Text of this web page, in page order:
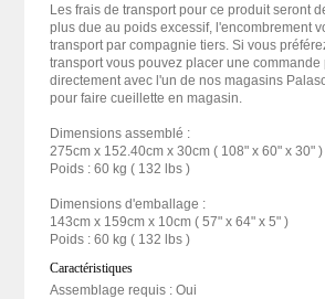
Les frais de transport pour ce produit seront
plus due au poids excessif, l'encombrement
transport par compagnie tiers. Si vous
transport vous pouvez placer une commande
directement avec l'un de nos magasins
pour faire cueillette en magasin.
Dimensions assemblé :
275cm x 152.40cm x 30cm ( 108" x 60" x 30" )
Poids : 60 kg ( 132 lbs )
Dimensions d'emballage :
143cm x 159cm x 10cm ( 57" x 64" x 5" )
Poids : 60 kg ( 132 lbs )
Caractéristiques
Assemblage requis : Oui